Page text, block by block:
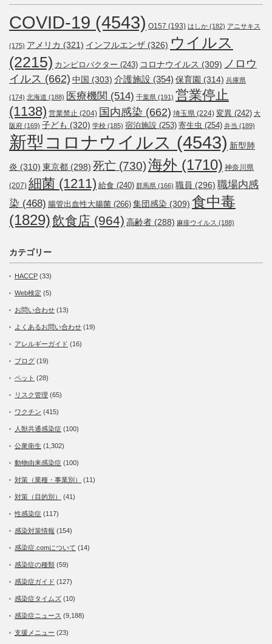
COVID-19 (4543) O157 (193) はしか (182) アニサキス
(175) アメリカ (321) インフルエンザ (326) ウイルス
(2215) カンピロバクター (243) コロナウイルス (309) ノロウ
イルス (662) 中国 (303) 介護施設 (354) 保育園 (314) 兵庫県
(174) 北海道 (188) 医療機関 (514) 千葉県 (191) 営業停止
(1138) 営業禁止 (204) 国内感染 (662) 埼玉県 (224) 変異 (242) 大
阪府 (169) 子ども (320) 学校 (185) 宿泊施設 (253) 寄生虫 (254) 弁当 (189)
新型コロナウイルス (4543) 新型肺
炎 (310) 東京都 (298) 死亡 (730)海外 (1710) 神奈川県
(207) 細菌 (1211) 給食 (240) 群馬県 (166) 職員 (296) 職場内感
染 (468) 腸管出血性大腸菌 (266) 集団感染 (309) 食中毒
(1829)飲食店 (964) 高齢者 (288) 麻疹ウイルス (188)
カテゴリー
HACCP (33)
Web検定 (5)
お問い合わせ (13)
よくあるお問い合わせ (19)
アレルギーガイド (16)
ブログ (19)
ペット (28)
リスク管理 (65)
ワクチン (415)
人獣共通感染症 (100)
公衆衛生 (1,302)
動物由来感染症 (100)
対策（業種・事業別） (11)
対策（目的別） (41)
性感染症 (117)
感染対策情報 (154)
感染症.comについて (14)
感染症の種類 (59)
感染症ガイド (127)
感染症タイムズ (10)
感染症ニュース (9,188)
支援メニュー (23)